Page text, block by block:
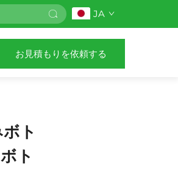
JA
お見積もりを依頼する
ト
ト